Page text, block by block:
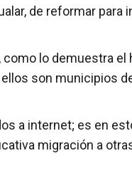
de reformar para
lo demuestra el
son municipios
a internet; es en
migración a